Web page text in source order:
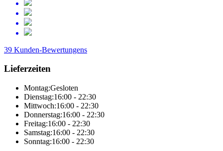
39 Kunden-Bewertungens
Lieferzeiten
Montag:Gesloten
Dienstag:16:00 - 22:30
Mittwoch:16:00 - 22:30
Donnerstag:16:00 - 22:30
Freitag:16:00 - 22:30
Samstag:16:00 - 22:30
Sonntag:16:00 - 22:30